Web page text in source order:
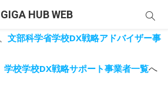
GIGA HUB WEB
文部科学省学校DX戦略アドバイザー事
学校学校DX戦略サポート事業者一覧へ